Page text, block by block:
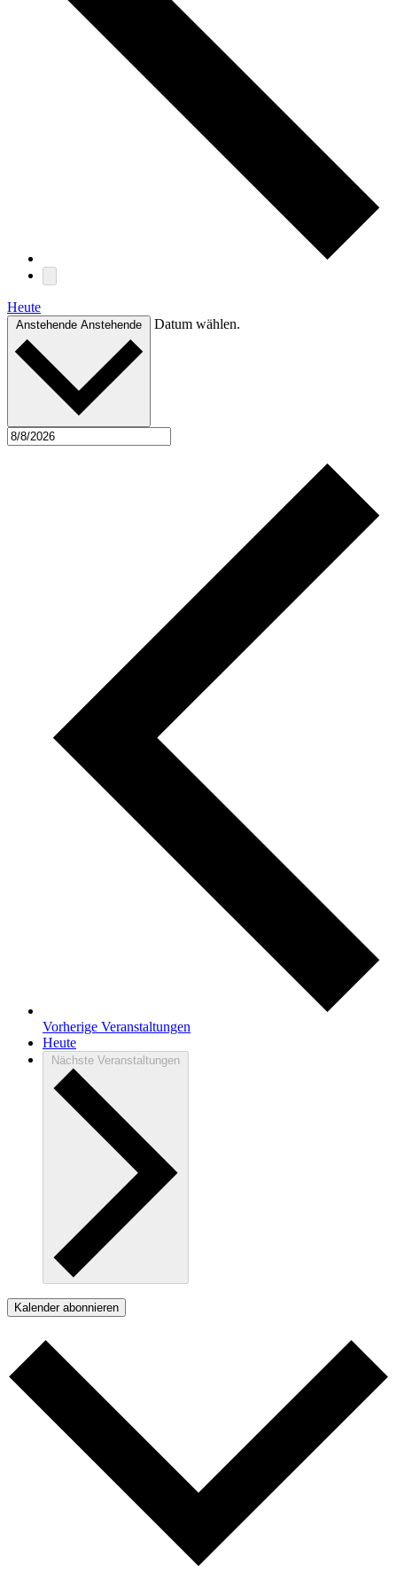
Heute
Anstehende Anstehende Datum wählen.
Vorherige Veranstaltungen
Heute
Nächste Veranstaltungen
Kalender abonnieren